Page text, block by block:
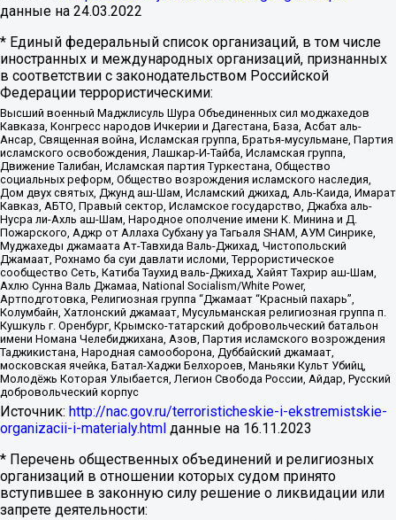
данные на 24.03.2022
* Единый федеральный список организаций, в том числе
иностранных и международных организаций, признанных
в соответствии с законодательством Российской
Федерации террористическими:
Высший военный Маджлисуль Шура Объединенных сил моджахедов
Кавказа, Конгресс народов Ичкерии и Дагестана, База, Асбат аль-
Ансар, Священная война, Исламская группа, Братья-мусульмане, Партия
исламского освобождения, Лашкар-И-Тайба, Исламская группа,
Движение Талибан, Исламская партия Туркестана, Общество
социальных реформ, Общество возрождения исламского наследия,
Дом двух святых, Джунд аш-Шам, Исламский джихад, Аль-Каида, Имарат
Кавказ, АБТО, Правый сектор, Исламское государство, Джабха аль-
Нусра ли-Ахль аш-Шам, Народное ополчение имени К. Минина и Д.
Пожарского, Аджр от Аллаха Субхану уа Тагьаля SHAM, АУМ Синрике,
Муджахеды джамаата Ат-Тавхида Валь-Джихад, Чистопольский
Джамаат, Рохнамо ба суи давлати исломи, Террористическое
сообщество Сеть, Катиба Таухид валь-Джихад, Хайят Тахрир аш-Шам,
Ахлю Сунна Валь Джамаа, National Socialism/White Power,
Артподготовка, Религиозная группа “Джамаат “Красный пахарь”,
Колумбайн, Хатлонский джамаат, Мусульманская религиозная группа п.
Кушкуль г. Оренбург, Крымско-татарский добровольческий батальон
имени Номана Челебиджихана, Азов, Партия исламского возрождения
Таджикистана, Народная самооборона, Дуббайский джамаат,
московская ячейка, Батал-Хаджи Белхороев, Маньяки Культ Убийц,
Молодёжь Которая Улыбается, Легион Свобода России, Айдар, Русский
добровольческий корпус
Источник: http://nac.gov.ru/terroristicheskie-i-ekstremistskie-
organizacii-i-materialy.html данные на 16.11.2023
* Перечень общественных объединений и религиозных
организаций в отношении которых судом принято
вступившее в законную силу решение о ликвидации или
запрете деятельности: